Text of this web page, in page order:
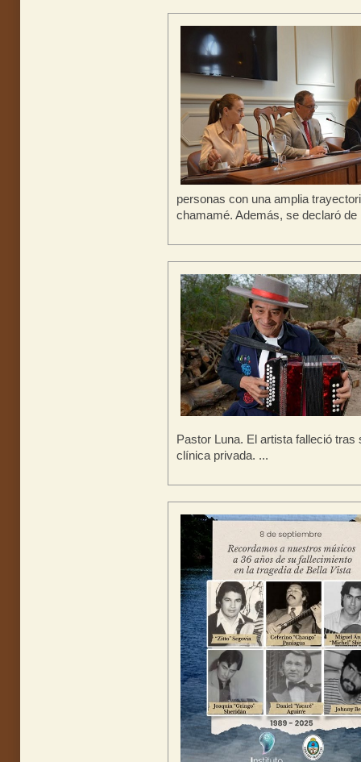
personas con una amplia
chamamé. Además, se declaró
Pastor Luna. El artista falleció
clínica privada. ...